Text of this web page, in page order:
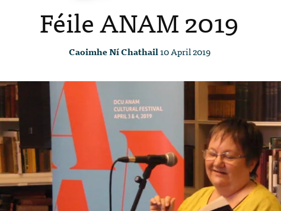
Féile ANAM 2019
Caoimhe Ní Chathail10 April 2019